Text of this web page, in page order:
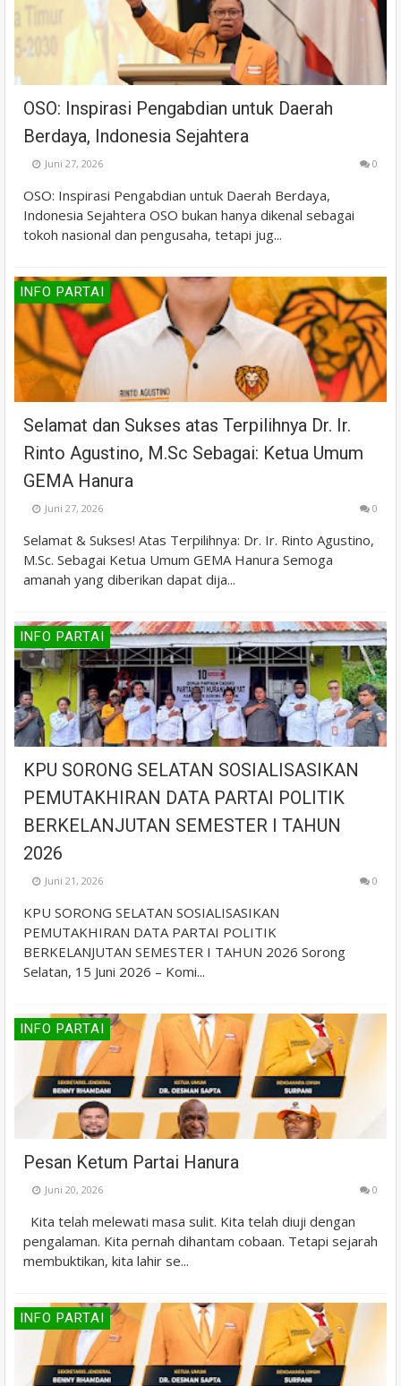
OSO: Inspirasi Pengabdian untuk Daerah
Berdaya, Indonesia Sejahtera
Juni 27, 2026 0
OSO: Inspirasi Pengabdian untuk Daerah Berdaya,
Indonesia Sejahtera OSO bukan hanya dikenal sebagai
tokoh nasional dan pengusaha, tetapi jug...
INFO PARTAI
Selamat dan Sukses atas Terpilihnya Dr. Ir.
Rinto Agustino, M.Sc Sebagai: Ketua Umum
GEMA Hanura
Juni 27, 2026 0
Selamat & Sukses! Atas Terpilihnya: Dr. Ir. Rinto Agustino,
M.Sc. Sebagai Ketua Umum GEMA Hanura Semoga
amanah yang diberikan dapat dija...
INFO PARTAI
KPU SORONG SELATAN SOSIALISASIKAN
PEMUTAKHIRAN DATA PARTAI POLITIK
BERKELANJUTAN SEMESTER I TAHUN
2026
Juni 21, 2026 0
KPU SORONG SELATAN SOSIALISASIKAN
PEMUTAKHIRAN DATA PARTAI POLITIK
BERKELANJUTAN SEMESTER I TAHUN 2026 Sorong
Selatan, 15 Juni 2026 – Komi...
INFO PARTAI
Pesan Ketum Partai Hanura
Juni 20, 2026 0
Kita telah melewati masa sulit. Kita telah diuji dengan
pengalaman. Kita pernah dihantam cobaan. Tetapi sejarah
membuktikan, kita lahir se...
INFO PARTAI